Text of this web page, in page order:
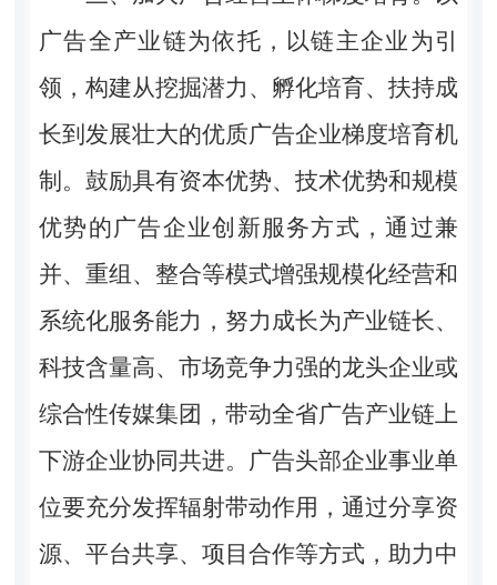
广告全产业链为依托，以链主企业为引
领，构建从挖掘潜力、孵化培育、扶持成
长到发展壮大的优质广告企业梯度培育机
制。鼓励具有资本优势、技术优势和规模
优势的广告企业创新服务方式，通过兼
并、重组、整合等模式增强规模化经营和
系统化服务能力，努力成长为产业链长、
科技含量高、市场竞争力强的龙头企业或
综合性传媒集团，带动全省广告产业链上
下游企业协同共进。广告头部企业事业单
位要充分发挥辐射带动作用，通过分享资
源、平台共享、项目合作等方式，助力中